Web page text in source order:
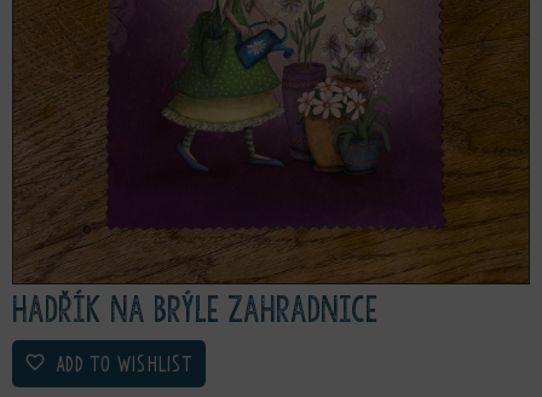
Hadřík na brýle Zahradnice
ADD TO WISHLIST